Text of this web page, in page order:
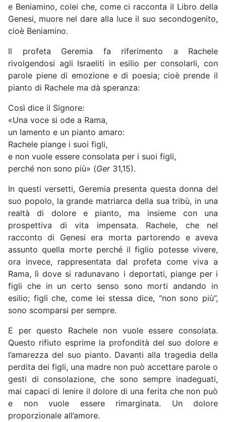
e Beniamino, colei che, come ci racconta il Libro della
Genesi, muore nel dare alla luce il suo secondogenito,
cioè Beniamino.
Il profeta Geremia fa riferimento a Rachele
rivolgendosi agli Israeliti in esilio per consolarli, con
parole piene di emozione e di poesia; cioè prende il
pianto di Rachele ma dà speranza:
Così dice il Signore:
«Una voce si ode a Rama,
un lamento e un pianto amaro:
Rachele piange i suoi figli,
e non vuole essere consolata per i suoi figli,
perché non sono più» (Ger31,15).
In questi versetti, Geremia presenta questa donna del
suo popolo, la grande matriarca della sua tribù, in una
realtà di dolore e pianto, ma insieme con una
prospettiva di vita impensata. Rachele, che nel
racconto di Genesi era morta partorendo e aveva
assunto quella morte perché il figlio potesse vivere,
ora invece, rappresentata dal profeta come viva a
Rama, lì dove si radunavano i deportati, piange per i
figli che in un certo senso sono morti andando in
esilio; figli che, come lei stessa dice, “non sono più”,
sono scomparsi per sempre.
E per questo Rachele non vuole essere consolata.
Questo rifiuto esprime la profondità del suo dolore e
l’amarezza del suo pianto. Davanti alla tragedia della
perdita dei figli, una madre non può accettare parole o
gesti di consolazione, che sono sempre inadeguati,
mai capaci di lenire il dolore di una ferita che non può
e non vuole essere rimarginata. Un dolore
proporzionale all’amore.